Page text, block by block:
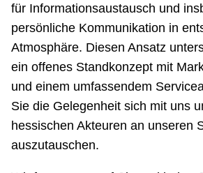
für Informationsaustausch und
persönliche Kommunikation in
Atmosphäre. Diesen Ansatz
ein offenes Standkonzept mit
und einem umfassendem
Sie die Gelegenheit sich mit uns
hessischen Akteuren an unseren
auszutauschen.